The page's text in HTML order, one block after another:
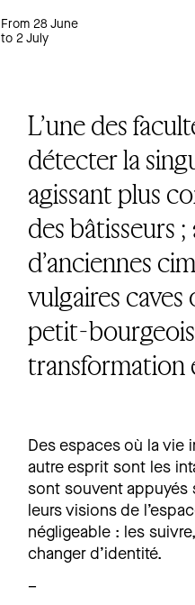
From 28 June
to 2 July
L’une des
détecter la
agissant plus
des bâtisseurs
d’anciennes
vulgaires caves
petit-
transformation
Des espaces où la vie
autre esprit sont les
sont souvent appuyés
leurs visions de
négligeable : les
changer d’identité.
–